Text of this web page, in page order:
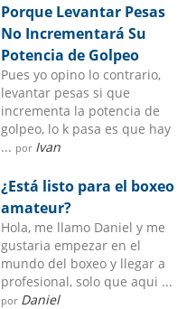
Porque Levantar Pesas
No Incrementará Su
Potencia de Golpeo
Pues yo opino lo contrario,
levantar pesas si que
incrementa la potencia de
golpeo, lo k pasa es que hay
... por Ivan
¿Está listo para el boxeo
amateur?
Hola, me llamo Daniel y me
gustaria empezar en el
mundo del boxeo y llegar a
profesional, solo que aqui ...
por Daniel